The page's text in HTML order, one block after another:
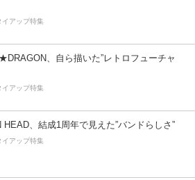
イアップ特集
、自ら描いた”レトロフューチャ
イアップ特集
HEAD、結成1周年で見えた”バンドらしさ”
イアップ特集